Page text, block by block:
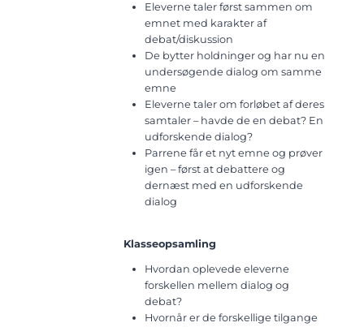
Eleverne taler først sammen om
emnet med karakter af
debat/diskussion
De bytter holdninger og har nu en
undersøgende dialog om samme
emne
Eleverne taler om forløbet af deres
samtaler – havde de en debat? En
udforskende dialog?
Parrene får et nyt emne og prøver
igen – først at debattere og
dernæst med en udforskende
dialog
Klasseopsamling
Hvordan oplevede eleverne
forskellen mellem dialog og
debat?
Hvornår er de forskellige tilgange